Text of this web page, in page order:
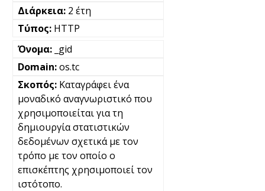
2 έτη
HTTP
_gid
os.tc
Καταγράφει ένα
μοναδικό αναγνωριστικό που
χρησιμοποιείται για τη
δημιουργία στατιστικών
δεδομένων σχετικά με τον
τρόπο με τον οποίο ο
επισκέπτης χρησιμοποιεί τον
ιστότοπο.